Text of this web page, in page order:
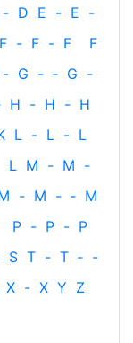
- D E - E -
F - F - F
F
- G - ‐ G -
H - H - H
L - L - L
L M - M -
- M - ‐ M
P - P - P
S T - T ‐ -
X - X Y Z